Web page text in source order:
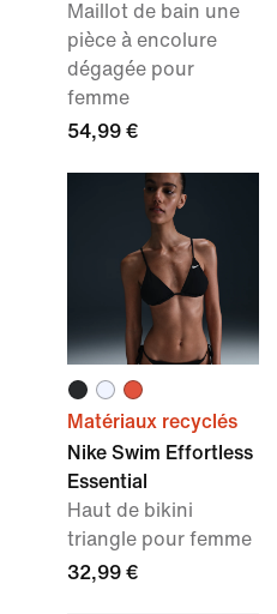
Maillot de bain une
pièce à encolure
dégagée pour
femme
54,99 €
Matériaux recyclés
Nike Swim Effortless
Essential
Haut de bikini
triangle pour femme
32,99 €